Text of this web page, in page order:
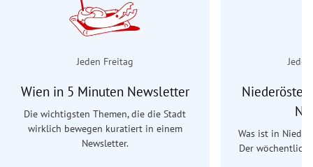
Jeden Freitag
Wien in 5 Minuten Newsletter
Die wichtigsten Themen, die die Stadt
wirklich bewegen kuratiert in einem
Newsletter.
Was ist in
Der